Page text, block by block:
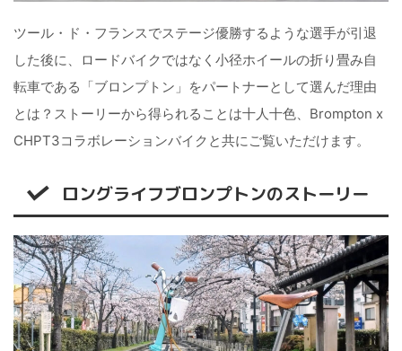
ツール・ド・フランスでステージ優勝するような選手が引退
した後に、ロードバイクではなく小径ホイールの折り畳み自
転車である「ブロンプトン」をパートナーとして選んだ理由
とは？ストーリーから得られることは十人十色、Brompton x
CHPT3コラボレーションバイクと共にご覧いただけます。
ロングライフブロンプトンのストーリー